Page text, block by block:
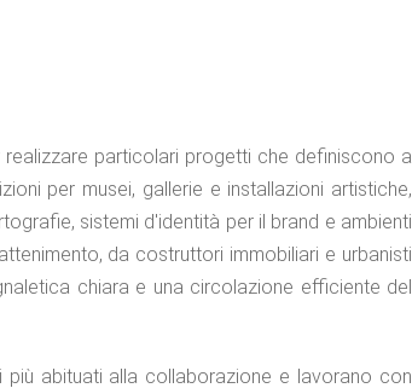
particolari progetti che definiscono a
per musei, gallerie e installazioni artistiche,
sistemi d'identità per il brand e ambienti
da costruttori immobiliari e urbanisti
chiara e una circolazione efficiente del
abituati alla collaborazione e lavorano con